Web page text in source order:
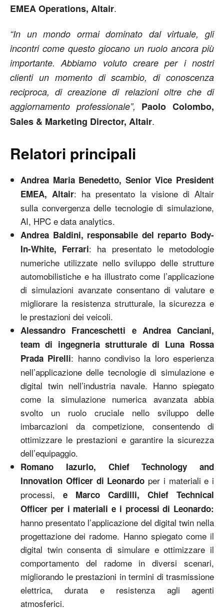
EMEA Operations, Altair.
“In un mondo ormai dominato dal virtuale, gli
incontri come questo giocano un ruolo ancora più
importante. Abbiamo voluto creare per i nostri
clienti un momento di scambio, di conoscenza
reciproca, di creazione di relazioni oltre che di
aggiornamento professionale”, Paolo Colombo,
Sales & Marketing Director, Altair.
Relatori principali
Andrea Maria Benedetto, Senior Vice President
EMEA, Altair: ha presentato la visione di Altair
sulla convergenza delle tecnologie di simulazione,
AI, HPC e data analytics.
Andrea Baldini, responsabile del reparto Body-
In-White, Ferrari: ha presentato le metodologie
numeriche utilizzate nello sviluppo delle strutture
automobilistiche e ha illustrato come l’applicazione
di simulazioni avanzate consentano di valutare e
migliorare la resistenza strutturale, la sicurezza e
le prestazioni dei veicoli.
Alessandro Franceschetti e Andrea Canciani,
team di ingegneria strutturale di Luna Rossa
Prada Pirelli: hanno condiviso la loro esperienza
nell’applicazione delle tecnologie di simulazione e
digital twin nell’industria navale. Hanno spiegato
come la simulazione numerica avanzata abbia
svolto un ruolo cruciale nello sviluppo delle
imbarcazioni da competizione, consentendo di
ottimizzare le prestazioni e garantire la sicurezza
dell’equipaggio.
Romano Iazurlo, Chief Technology and
Innovation Officer di Leonardo per i materiali e i
processi, e Marco Cardilli, Chief Technical
Officer per i materiali e i processi di Leonardo:
hanno presentato l’applicazione del digital twin nella
progettazione dei radome. Hanno spiegato come il
digital twin consenta di simulare e ottimizzare il
comportamento del radome in diversi scenari,
migliorando le prestazioni in termini di trasmissione
elettrica, durata e resistenza agli agenti
atmosferici.